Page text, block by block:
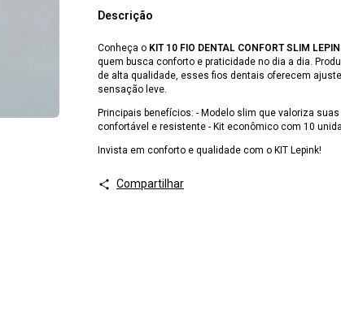
Descrição
Conheça o KIT 10 FIO DENTAL CONFORT SLIM
quem busca conforto e praticidade no dia a dia.
de alta qualidade, esses fios dentais oferecem
sensação leve.
Principais benefícios: - Modelo slim que valoriza suas
confortável e resistente - Kit econômico com 10
Invista em conforto e qualidade com o KIT Lepink!
Compartilhar